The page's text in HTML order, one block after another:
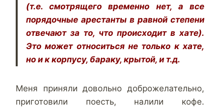
(т.е. смотрящего временно нет, а все
порядочные арестанты в равной степени
отвечают за то, что происходит в хате).
Это может относиться не только к хате,
но и к корпусу, бараку, крытой, и т.д.
Меня приняли довольно доброжелательно,
приготовили поесть, налили кофе.